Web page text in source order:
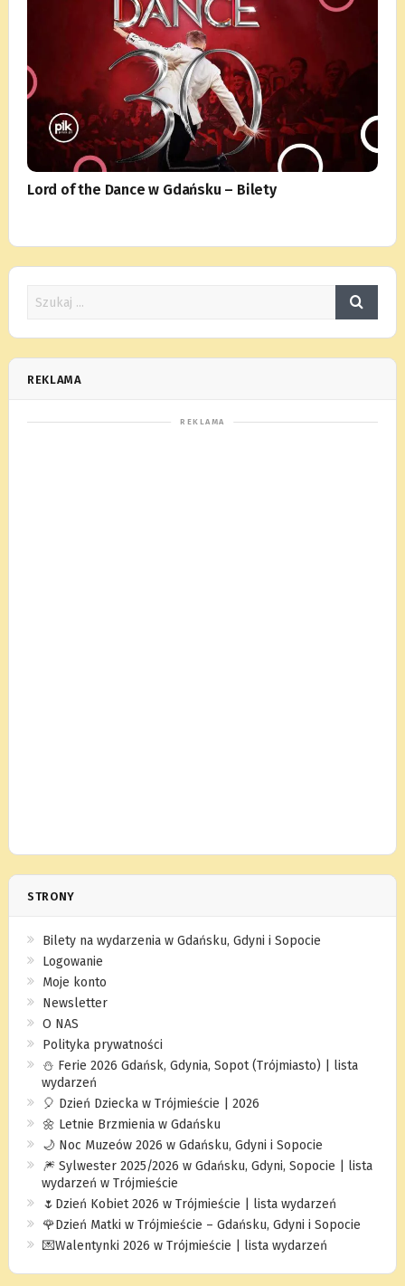
Lord of the Dance w Gdańsku – Bilety
REKLAMA
STRONY
Bilety na wydarzenia w Gdańsku, Gdyni i Sopocie
Logowanie
Moje konto
Newsletter
O NAS
Polityka prywatności
⛄️ Ferie 2026 Gdańsk, Gdynia, Sopot (Trójmiasto) | lista
wydarzeń
🎈 Dzień Dziecka w Trójmieście | 2026
🌼 Letnie Brzmienia w Gdańsku
🌙 Noc Muzeów 2026 w Gdańsku, Gdyni i Sopocie
🎆 Sylwester 2025/2026 w Gdańsku, Gdyni, Sopocie | lista
wydarzeń w Trójmieście
🌷Dzień Kobiet 2026 w Trójmieście | lista wydarzeń
🌹Dzień Matki w Trójmieście – Gdańsku, Gdyni i Sopocie
💌Walentynki 2026 w Trójmieście | lista wydarzeń